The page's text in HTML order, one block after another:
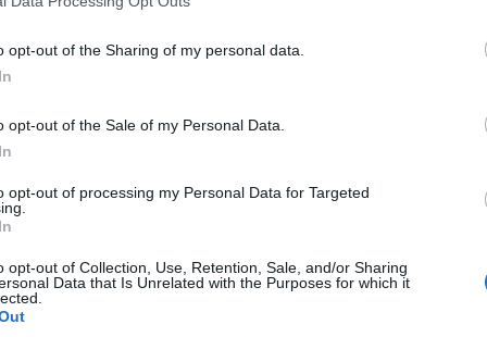
opt-out of the Sharing of my personal data.
opt-out of the Sale of my Personal Data.
opt-out of processing my Personal Data for Targeted
opt-out of Collection, Use, Retention, Sale, and/or Sharing
Data that Is Unrelated with the Purposes for which it
2.
A szalonnán először a hagymát, majd a gombát és
3.
A zsemlét hideg vízbe áztatjuk, kifacsarjuk, majd
hozzáadjuk, a tojást és a morzsát beledolgozzuk,
beleforgatjuk.
4.
Az egész csirkét vagy a combokat megsózzuk, s
combokat és a mellét töltjük meg, bőrét itt kell